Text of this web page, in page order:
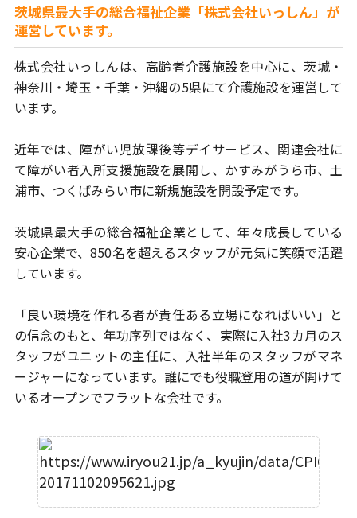
茨城県最大手の総合福祉企業「株式会社いっしん」が
運営しています。
株式会社いっしんは、高齢者介護施設を中心に、茨城・
神奈川・埼玉・ 千葉・沖縄の5県にて介護施設を運営して
います。
近年では、障がい児放課後等デイサービス、関連会社に
て障がい者入所支援施設を展開し、かすみがうら市、土
浦市、つくばみらい市に新規施設を開設予定です。
茨城県最大手の総合福祉企業として、年々成長している
安心企業で、850名を超えるスタッフが元気に笑顔で活躍
しています。
「良い環境を作れる者が責任ある立場になればいい」と
の信念のもと、年功序列ではなく、実際に入社3カ月のス
タッフがユニットの主任に、
入社半年のスタッフがマネ
ージャーになっています。 誰にでも役職登用の道が開けて
いるオープンでフラットな会社です。